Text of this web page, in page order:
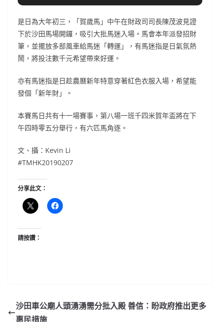
是日為大年初三，「賀歲馬」中午在財政司司長陳茂波見證
下於沙田馬場開鑼，吸引大批馬迷入場。馬會本年派發招財
筆，並擺放多部風車給馬迷「轉運」，有馬迷指是日氣氛熱
鬧，將投注數千元希望帶來好運。
亦有馬迷指是日趁農曆新年特意穿著紅色衣服入場，希望能
發個「新年財」。
本賽馬日共有十一場賽事，第八場一班千四米賀年盃將在下
午四時零五分舉行，有六匹馬角逐。
文、攝：Kevin Li
#TMHK20190207
分享此文：
請按讚：
沙田車公廟人頭湧湧需分批入殿 善信：盼政府推出更多
惠民措施